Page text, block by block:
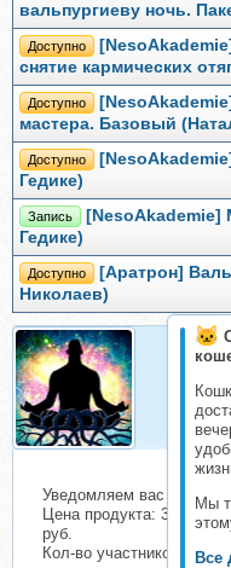
Мы
Все
вальпургиеву ночь.
Доступно
снятие кармических
Доступно
мастера. Базовый
Доступно
Гедике)
Запись
[NesoAkademie]
Гедике)
Доступно
[Аратрон]
Николаев)
Уведомляем вас о начале
Цена продукта: 3900
руб.
Кол-во участников в